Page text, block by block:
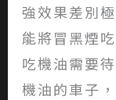
強效果差別
能將冒黑煙
吃機油需要
機油的車子